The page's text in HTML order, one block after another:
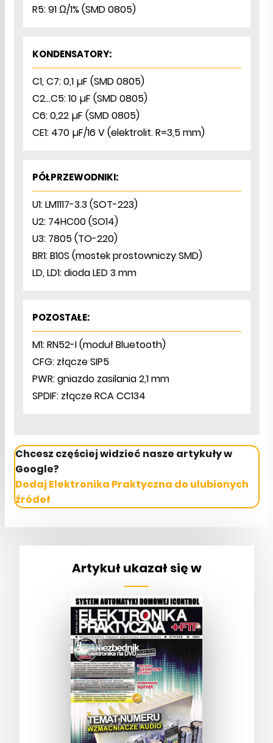
R5: 91 Ω/1% (SMD 0805)
KONDENSATORY:
C1, C7: 0,1 µF (SMD 0805)
C2…C5: 10 µF (SMD 0805)
C6: 0,22 µF (SMD 0805)
CE1: 470 µF/16 V (elektrolit. R=3,5 mm)
PÓŁPRZEWODNIKI:
U1: LM1117-3.3 (SOT-223)
U2: 74HC00 (SO14)
U3: 7805 (TO-220)
BR1: B10S (mostek prostowniczy SMD)
LD, LD1: dioda LED 3 mm
POZOSTAŁE:
M1: RN52-I (moduł Bluetooth)
CFG: złącze SIP5
PWR: gniazdo zasilania 2,1 mm
SPDIF: złącze RCA CC134
Chcesz częściej widzieć nasze artykuły w
Google?
Dodaj Elektronika Praktyczna do ulubionych
źródeł
Artykuł ukazał się w